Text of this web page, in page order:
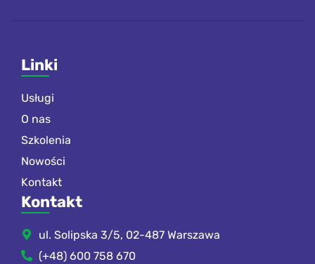
Linki
Usługi
O nas
Szkolenia
Nowości
Kontakt
Kontakt
ul. Solipska 3/5, 02-487 Warszawa
(+48) 600 758 670